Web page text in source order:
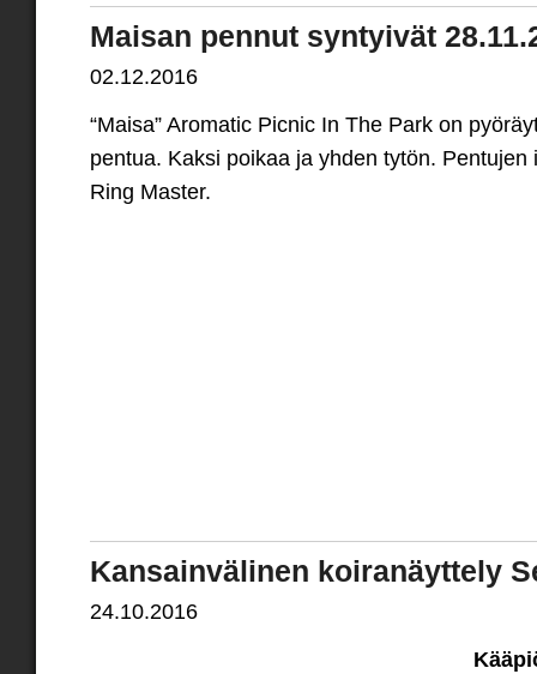
Maisan pennut syntyivät
02.12.2016
“Maisa” Aromatic Picnic In The Park on
pentua. Kaksi poikaa ja yhden tytön. Pentujen
Ring Master.
Kansainvälinen koiranäyttely
24.10.2016